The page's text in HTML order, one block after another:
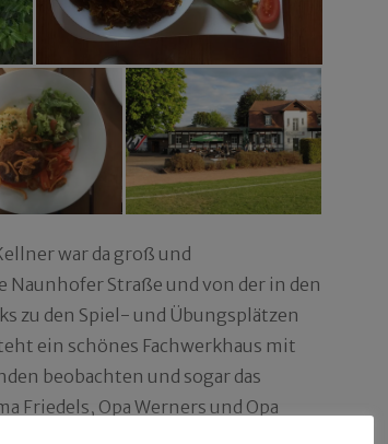
war da groß und
Straße und von der in den
zu den Spiel- und Übungsplätzen
ein schönes Fachwerkhaus mit
beobachten und sogar das
Friedels, Opa Werners und Opa
und Kellnern. Der Andrang